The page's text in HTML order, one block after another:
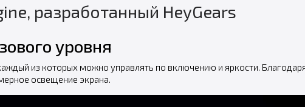
разработанный HeyGears
уровня
из которых можно управлять по включению и яркости.
освещение экрана.